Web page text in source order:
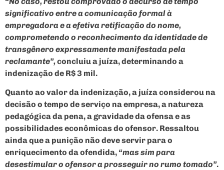
significativo entre a comunicação formal à
empregadora e a efetiva retificação do nome,
comprometendo o reconhecimento da identidade de
transgênero expressamente manifestada pela
reclamante”,concluiu a juíza, determinando a
indenização de R$ 3 mil.
Quanto ao valor da indenização, a juíza considerou na
decisão o tempo de serviço na empresa, a natureza
pedagógica da pena, a gravidade da ofensa e as
possibilidades econômicas do ofensor. Ressaltou
ainda que a punição não deve servir para o
enriquecimento da ofendida, “mas sim para
desestimular o ofensor a prosseguir no rumo tomado”.